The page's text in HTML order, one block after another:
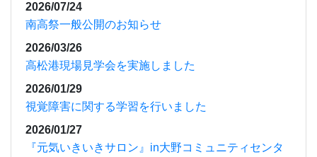
2026/07/24
南高祭一般公開のお知らせ
2026/03/26
高松港現場見学会を実施しました
2026/01/29
視覚障害に関する学習を行いました
2026/01/27
『元気いきいきサロン』in大野コミュニティセンタ